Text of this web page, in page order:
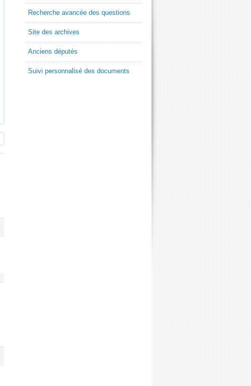
Recherche avancée des questions
Site des archives
Anciens députés
Suivi personnalisé des documents